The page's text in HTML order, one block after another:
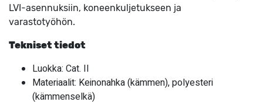
LVI-asennuksiin, koneenkuljetukseen ja
varastotyöhön.
Tekniset tiedot
Luokka: Cat. II
Materiaalit: Keinonahka (kämmen), polyesteri
(kämmenselkä)